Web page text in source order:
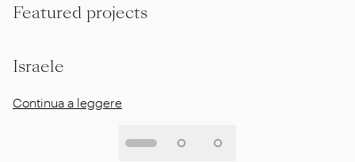
Featured projects
Israele
Continua a leggere